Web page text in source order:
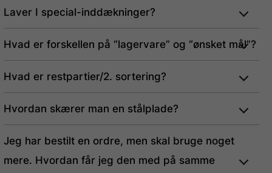
Laver I special-inddækninger?
Hvad er forskellen på “lagervare” og “ønsket mål”?
Hvad er restpartier/2. sortering?
Hvordan skærer man en stålplade?
Jeg har bestilt en ordre, men skal bruge noget
mere. Hvordan får jeg den med på samme